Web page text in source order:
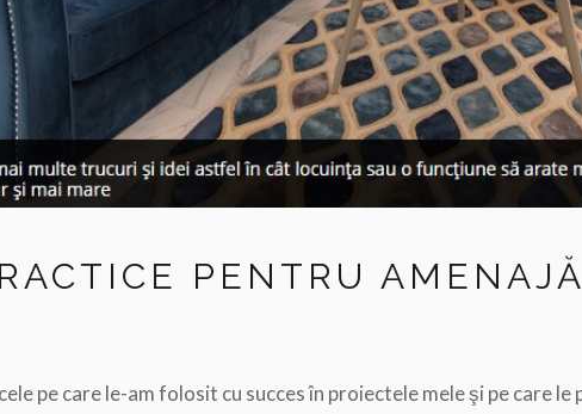
PENTRU
pe care le-am folosit cu succes în proiectele mele şi pe care le